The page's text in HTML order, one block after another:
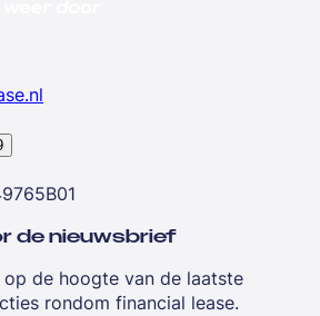
de nieuwsbrief
de hoogte van de laatste
rondom financial lease.